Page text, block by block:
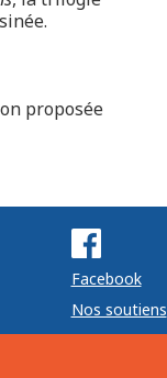
proposée
Facebook
Nos soutiens